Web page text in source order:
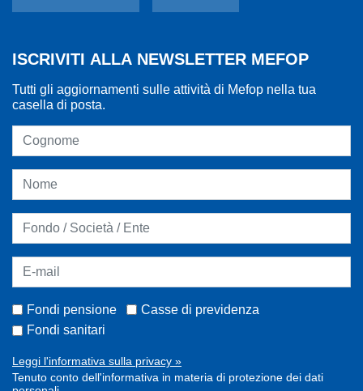
ISCRIVITI ALLA NEWSLETTER MEFOP
Tutti gli aggiornamenti sulle attività di Mefop nella tua
casella di posta.
Fondi pensione
Casse di previdenza
Fondi sanitari
Leggi l'informativa sulla privacy »
Tenuto conto dell'informativa in materia di protezione dei dati